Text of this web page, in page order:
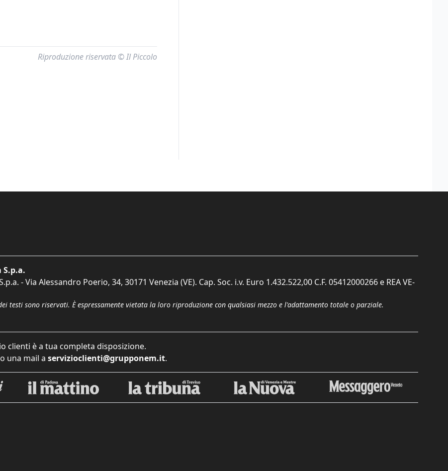
Riproduzione riservata © Il Piccolo
- Via Alessandro Poerio, 34, 30171 Venezia (VE). Cap. Soc. i.v. Euro 1.432.522,00 C.F. 05412000266 e REA VE-
testi sono riservati. È espressamente vietata la loro riproduzione con qualsiasi mezzo e l'adattamento totale o parziale.
clienti è a tua completa disposizione.
una mail a servizioclienti@grupponem.it.